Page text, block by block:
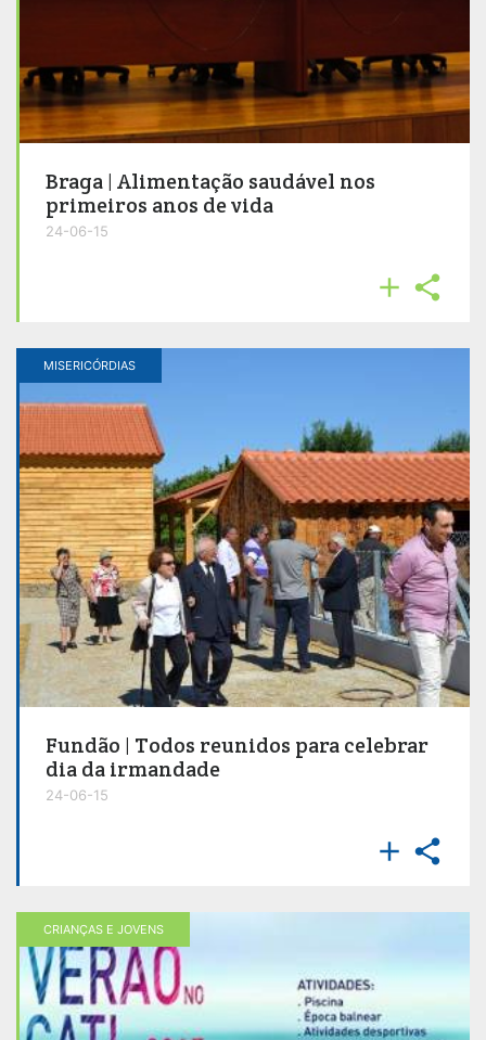
Braga | Alimentação saudável nos
primeiros anos de vida
24-06-15
 
MISERICÓRDIAS
Fundão | Todos reunidos para celebrar
dia da irmandade
24-06-15
 
CRIANÇAS E JOVENS